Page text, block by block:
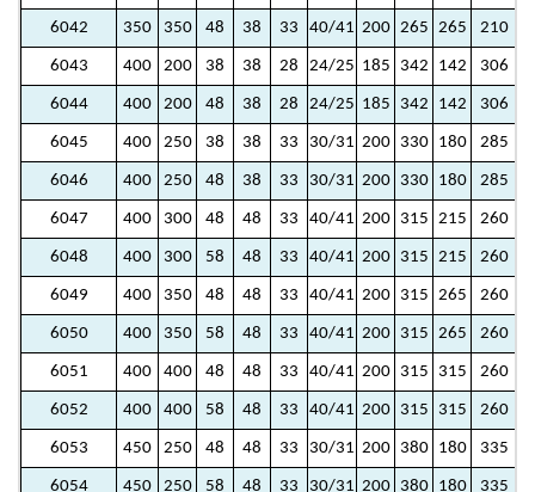
6042 350 350 48 38 33 40/41 200 265 265 210
6043 400 200 38 38 28 24/25 185 342 142 306
6044 400 200 48 38 28 24/25 185 342 142 306
6045 400 250 38 38 33 30/31 200 330 180 285
6046 400 250 48 38 33 30/31 200 330 180 285
6047 400 300 48 48 33 40/41 200 315 215 260
6048 400 300 58 48 33 40/41 200 315 215 260
6049 400 350 48 48 33 40/41 200 315 265 260
6050 400 350 58 48 33 40/41 200 315 265 260
6051 400 400 48 48 33 40/41 200 315 315 260
6052 400 400 58 48 33 40/41 200 315 315 260
6053 450 250 48 48 33 30/31 200 380 180 335
6054 450 250 58 48 33 30/31 200 380 180 335